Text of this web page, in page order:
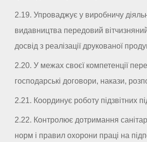
2.19. Упроваджує у виробничу
видавництва передовий
досвід з реалізації друкованої
2.20. У межах своєї компетенції
господарські договори, накази,
2.21. Координує роботу підзвітних
2.22. Контролює дотримання
норм і правил охорони праці на